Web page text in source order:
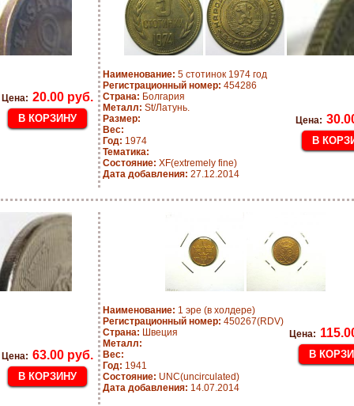
Цена: 20.00 руб.
Наименование: 5 стотинок 1974 год
Регистрационный номер: 454286
Страна: Болгария
Металл: St/Латунь.
Размер:
Вес:
Год: 1974
Тематика:
Состояние: XF(extremely fine)
Дата добавления: 27.12.2014
Цена:
Цена: 63.00 руб.
Наименование: 1 эре (в холдере)
Регистрационный номер: 450267(RDV)
Страна: Швеция
Металл:
Вес:
Год: 1941
Состояние: UNC(uncirculated)
Дата добавления: 14.07.2014
Цена: